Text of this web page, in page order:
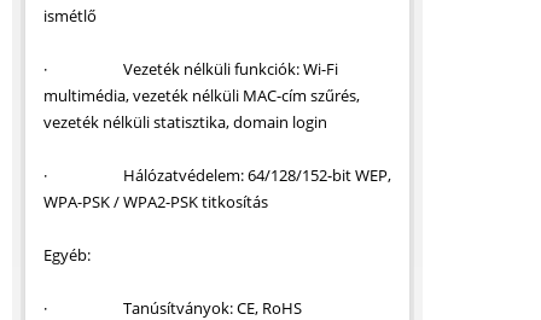
ismétlő
· Vezeték nélküli funkciók: Wi-Fi
multimédia, vezeték nélküli MAC-cím szűrés,
vezeték nélküli statisztika, domain login
· Hálózatvédelem: 64/128/152-bit WEP,
WPA-PSK / WPA2-PSK titkosítás
Egyéb:
· Tanúsítványok: CE, RoHS